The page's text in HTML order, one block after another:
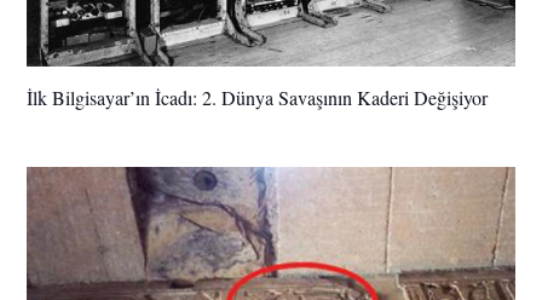
İlk Bilgisayar’ın İcadı: 2. Dünya Savaşının Kaderi Değişiyor